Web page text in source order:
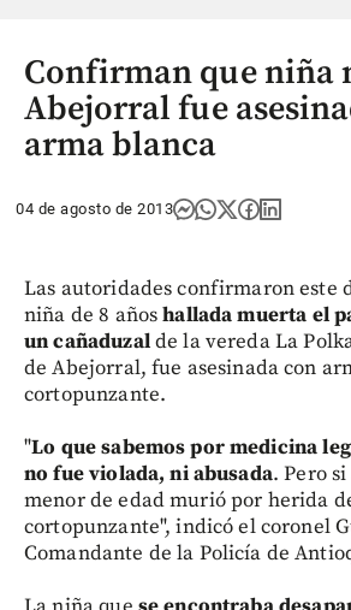
Confirman que niña
Abejorral fue
arma blanca
04 de agosto de 2013
Las autoridades confirmaron este
niña de 8 añoshallada muerta el
un cañaduzalde la vereda La
de Abejorral, fue asesinada con
cortopunzante.
"Lo que sabemos por medicina
no fue violada, ni abusada. Pero
menor de edad murió por herida
cortopunzante", indicó el coronel
Comandante de la Policía de